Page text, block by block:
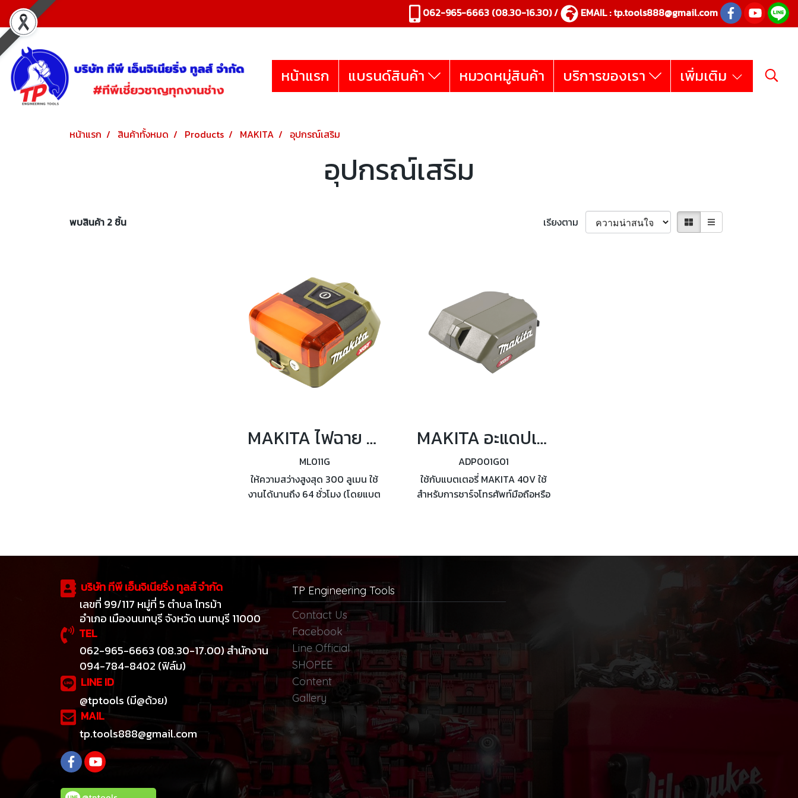
062-965-6663 (08.30-16.30) / EMAIL :tp.tools888@gmail.com
หน้าแรก แบรนด์สินค้า หมวดหมู่สินค้า บริการของเรา เพิ่มเติม
หน้าแรก สินค้าทั้งหมด Products MAKITA อุปกรณ์เสริม
อุปกรณ์เสริม
พบสินค้า 2 ชิ้น เรียงตาม
MAKITA ไฟฉาย LED พร้อมช่อง USB รุ่น ML011G
ML011G
ให้ความสว่างสูงสุด 300 ลูเมน ใช้
งานได้นานถึง 64 ชั่วโมง (โดยแบต
MAKITA อะแดปเตอร์แปลงไฟ USB 40 โวลต์ รุ่น ADP001G01
ADP001G01
ใช้กับแบตเตอรี่ MAKITA 40V ใช้
สำหรับการชาร์จโทรศัพท์มือถือหรือ
บริษัท ทีพี เอ็นจิเนียริ่ง ทูลส์ จำกัด
เลขที่ 99/117 หมู่ที่ 5 ตำบล ไทรม้า
อำเภอ เมืองนนทบุรี จังหวัด นนทบุรี 11000
TEL
062-965-6663 (08.30-17.00) สำนักงาน
094-784-8402 (ฟิล์ม)
LINE ID
@tptools (มี@ด้วย)
MAIL
tp.tools888@gmail.com
TP Engineering Tools
Contact Us
Facebook
Line Official
SHOPEE
Content
Gallery